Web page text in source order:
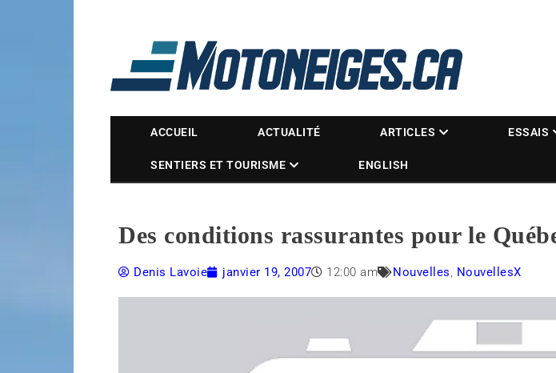
Magazine Motoneiges.ca
ACCUEIL ACTUALITÉ ARTICLES ESSAIS
SENTIERS ET TOURISME ENGLISH
Des conditions rassurantes pour le
Denis Lavoie janvier 19, 2007 12:00 am Nouvelles, NouvellesX